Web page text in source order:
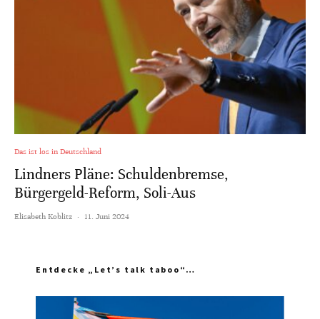
Das ist los in Deutschland
Lindners Pläne: Schuldenbremse,
Bürgergeld-Reform, Soli-Aus
Elisabeth Koblitz · 11. Juni 2024
Entdecke „Let’s talk taboo“…